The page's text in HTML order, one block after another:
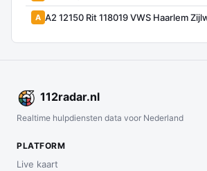
A A2 12150 Rit 118019 VWS Haarlem
112radar.nl
Realtime hulpdiensten data voor Nederland
PLATFORM
Live kaart